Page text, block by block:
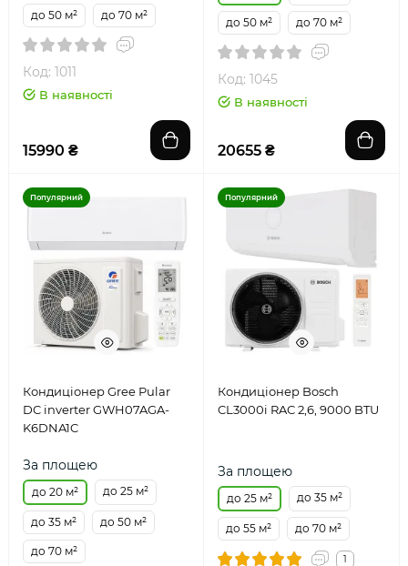
до 50 м² до 70 м²
Код: 1011
В наявності
15990 ₴
до 50 м² до 70 м²
Код: 1045
В наявності
20655 ₴
Популярний
Кондиціонер Gree Pular
DC inverter GWH07AGA-
K6DNA1C
За площею
до 20 м² до 25 м²
до 35 м² до 50 м²
до 70 м²
Популярний
Кондиціонер Bosch
CL3000i RAC 2,6, 9000 BTU
За площею
до 25 м² до 35 м²
до 55 м² до 70 м²
1